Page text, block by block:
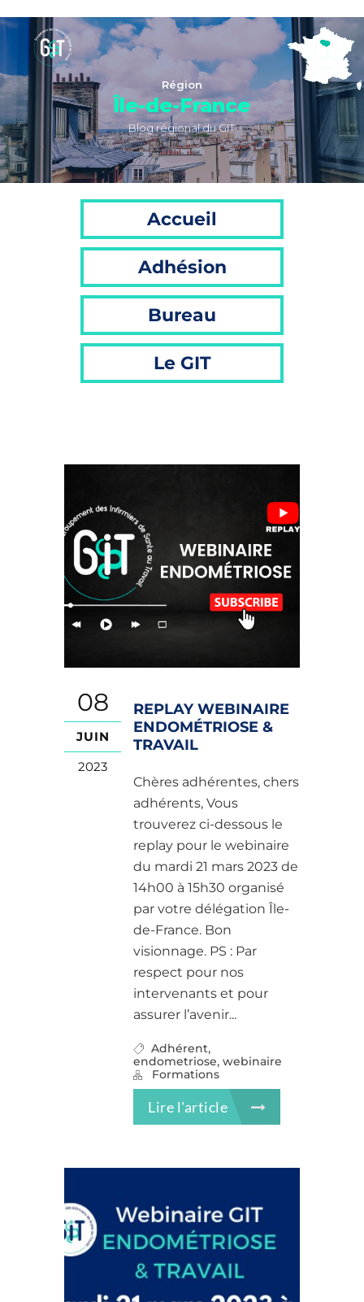
Région
Île-de-France
Blog régional du GIT
Accueil
Adhésion
Bureau
Le GIT
08
JUIN
2023
REPLAY WEBINAIRE
ENDOMÉTRIOSE &
TRAVAIL
Chères adhérentes, chers
adhérents, Vous
trouverez ci-dessous le
replay pour le webinaire
du mardi 21 mars 2023 de
14h00 à 15h30 organisé
par votre délégation Île-
de-France. Bon
visionnage. PS : Par
respect pour nos
intervenants et pour
assurer l’avenir...
Adhérent,
endometriose, webinaire
Formations
Lire l'article